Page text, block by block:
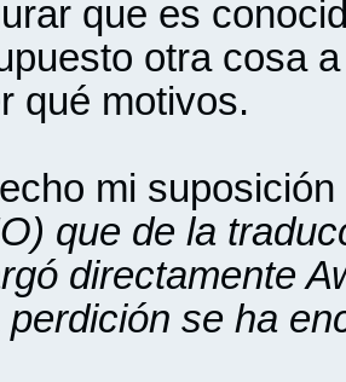
que es
otra cosa
qué motivos.
mi
que de la
directamente
perdición se ha